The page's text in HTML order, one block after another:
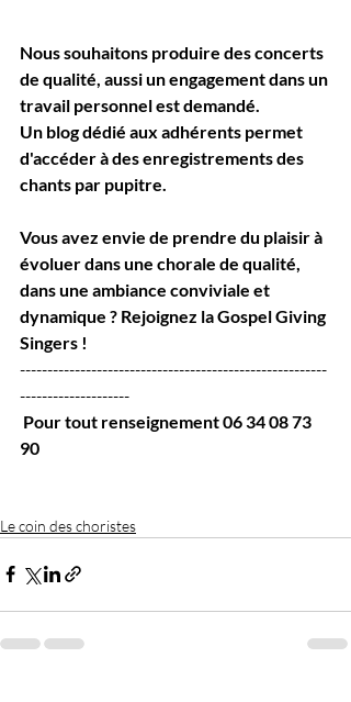
Nous souhaitons produire des concerts
de qualité, aussi un engagement dans un
travail personnel est demandé.
Un blog dédié aux adhérents permet
d'accéder à des enregistrements des
chants par pupitre.
Vous avez envie de prendre du plaisir à
évoluer dans une chorale de qualité,
dans une ambiance conviviale et
dynamique ? Rejoignez la Gospel Giving
Singers !
--------------------------------------------------------
--------------------
90
Le coin des choristes